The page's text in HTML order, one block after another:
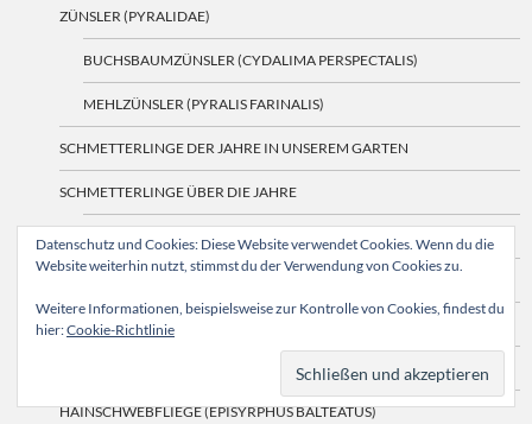
ZÜNSLER (PYRALIDAE)
BUCHSBAUMZÜNSLER (CYDALIMA PERSPECTALIS)
MEHLZÜNSLER (PYRALIS FARINALIS)
SCHMETTERLINGE DER JAHRE IN UNSEREM GARTEN
SCHMETTERLINGE ÜBER DIE JAHRE
DIE JAHRE 2020 & 2021
SCHMETTERLINGE 2024
HAINSCHWEBFLIEGE (EPISYRPHUS BALTEATUS)
Datenschutz und Cookies: Diese Website verwendet Cookies. Wenn du die
Website weiterhin nutzt, stimmst du der Verwendung von Cookies zu.
Weitere Informationen, beispielsweise zur Kontrolle von Cookies, findest du
hier:Cookie-Richtlinie